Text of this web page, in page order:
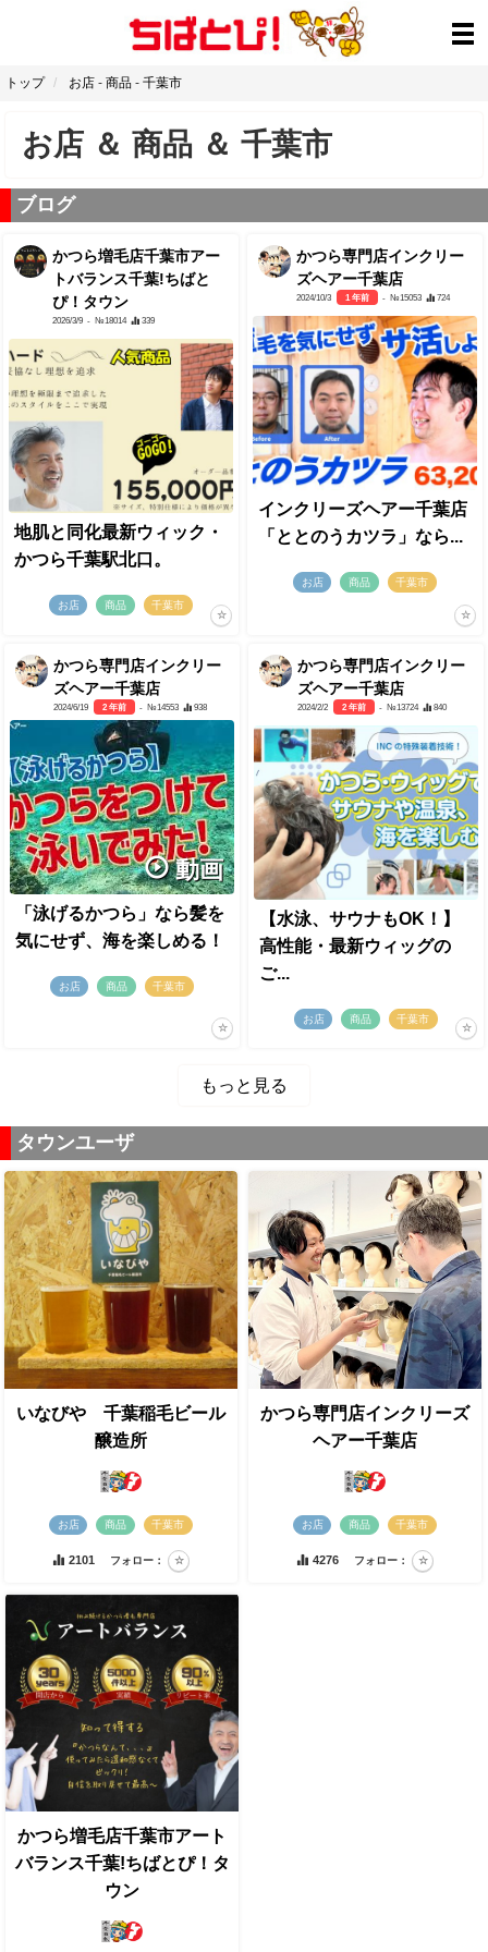
トップ お店 - 商品 - 千葉市
お店 ＆ 商品 ＆ 千葉市
ブログ
かつら増毛店千葉市アー
トバランス千葉!ちばと
ぴ！タウン
2026/3/9 - №18014 339
地肌と同化最新ウィック・
かつら千葉駅北口。
お店 商品 千葉市
かつら専門店インクリー
ズヘアー千葉店
2024/10/3 1 年前 - №15053 724
インクリーズヘアー千葉店
「ととのうカツラ」なら...
お店 商品 千葉市
かつら専門店インクリー
ズヘアー千葉店
2024/6/19 2 年前 - №14553 938
動画
「泳げるかつら」なら髪を
気にせず、海を楽しめる！
お店 商品 千葉市
かつら専門店インクリー
ズヘアー千葉店
2024/2/2 2 年前 - №13724 840
【水泳、サウナもOK！】
高性能・最新ウィッグの
ご...
お店 商品 千葉市
もっと見る
タウンユーザ
いなびや 千葉稲毛ビール
醸造所
お店 商品 千葉市
2101 フォロー：
かつら専門店インクリーズ
ヘアー千葉店
お店 商品 千葉市
4276 フォロー：
かつら増毛店千葉市アート
バランス千葉!ちばとぴ！タ
ウン